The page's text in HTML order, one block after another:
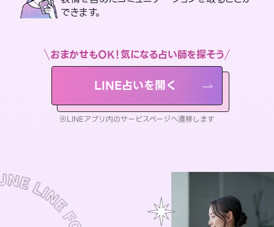
できます。
おまかせもOK！気になる占い師を探そう
LINE占いを開く
※LINEアプリ内のサービスページへ遷移します